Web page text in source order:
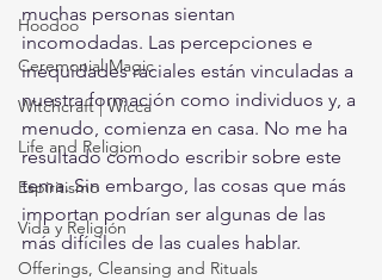
Hoodoo
Ceremonial Magic
Witchcraft | Wicca
Life and Religion
Espiritismo
Vida y Religión
Offerings, Cleansing and Rituals
muchas personas sientan
incomodadas. Las percepciones e
inequidades raciales están vinculadas a
nuestra formación como individuos y, a
menudo, comienza en casa. No me ha
resultado cómodo escribir sobre este
tema. Sin embargo, las cosas que más
importan podrían ser algunas de las
más difíciles de las cuales hablar.